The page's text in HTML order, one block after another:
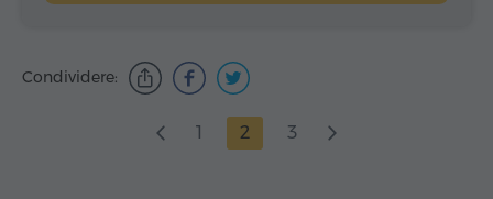
Condividere:
1 2 3